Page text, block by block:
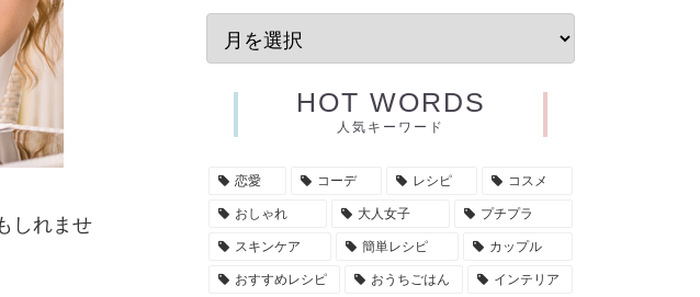
しれませ
HOT WORDS
人気キーワード
恋愛 コーデ レシピ コスメ
おしゃれ 大人女子 プチプラ
スキンケア 簡単レシピ カップル
おすすめレシピ おうちごはん インテリア